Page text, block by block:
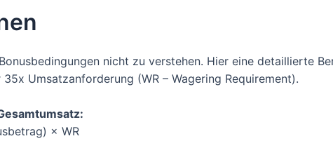
nicht zu verstehen. Hier eine detaillierte
Umsatzanforderung (WR – Wagering Requirement).
× WR